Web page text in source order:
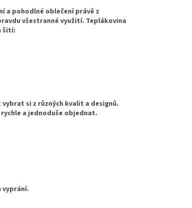
a pohodlné oblečení právě z
všestranné využití. Teplákovina
šití:
si z různých kvalit a designů.
a jednoduše objednat.
vyprání.